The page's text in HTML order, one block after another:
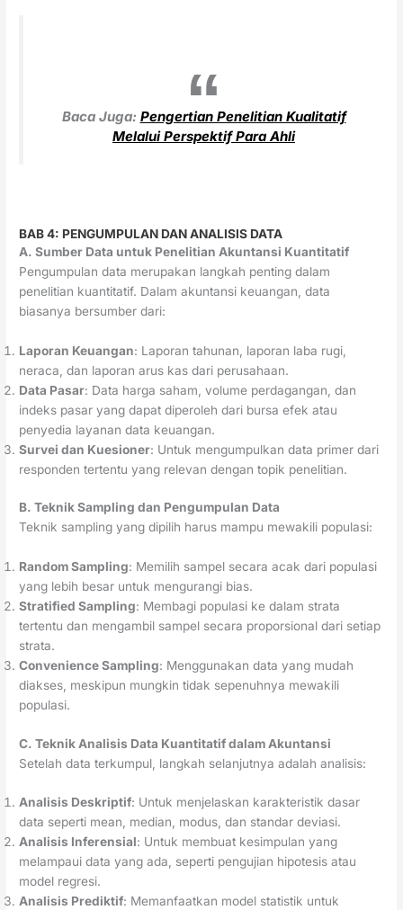
Baca Juga: Pengertian Penelitian Kualitatif
Melalui Perspektif Para Ahli
BAB 4: PENGUMPULAN DAN ANALISIS DATA
A. Sumber Data untuk Penelitian Akuntansi Kuantitatif
Pengumpulan data merupakan langkah penting dalam
penelitian kuantitatif. Dalam akuntansi keuangan, data
biasanya bersumber dari:
Laporan Keuangan: Laporan tahunan, laporan laba rugi,
neraca, dan laporan arus kas dari perusahaan.
Data Pasar: Data harga saham, volume perdagangan, dan
indeks pasar yang dapat diperoleh dari bursa efek atau
penyedia layanan data keuangan.
Survei dan Kuesioner: Untuk mengumpulkan data primer dari
responden tertentu yang relevan dengan topik penelitian.
B. Teknik Sampling dan Pengumpulan Data
Teknik sampling yang dipilih harus mampu mewakili populasi:
Random Sampling: Memilih sampel secara acak dari populasi
yang lebih besar untuk mengurangi bias.
Stratified Sampling: Membagi populasi ke dalam strata
tertentu dan mengambil sampel secara proporsional dari setiap
strata.
Convenience Sampling: Menggunakan data yang mudah
diakses, meskipun mungkin tidak sepenuhnya mewakili
populasi.
C. Teknik Analisis Data Kuantitatif dalam Akuntansi
Setelah data terkumpul, langkah selanjutnya adalah analisis:
Analisis Deskriptif: Untuk menjelaskan karakteristik dasar
data seperti mean, median, modus, dan standar deviasi.
Analisis Inferensial: Untuk membuat kesimpulan yang
melampaui data yang ada, seperti pengujian hipotesis atau
model regresi.
Analisis Prediktif: Memanfaatkan model statistik untuk